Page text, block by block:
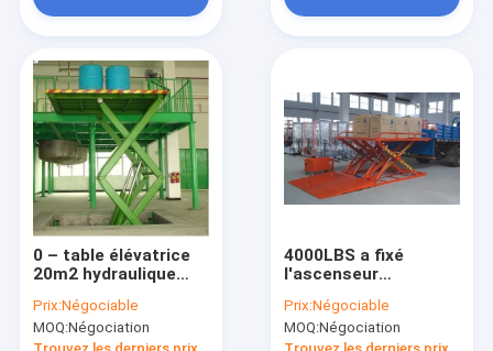
0 – table élévatrice
20m2 hydraulique
marchandises de
levage 2200lbs
Prix:Négociable
MOQ:Négociation
4000LBS a fixé
l'ascenseur
cargaison de table
élévatrice de ciseaux
Prix:Négociable
MOQ:Négociation